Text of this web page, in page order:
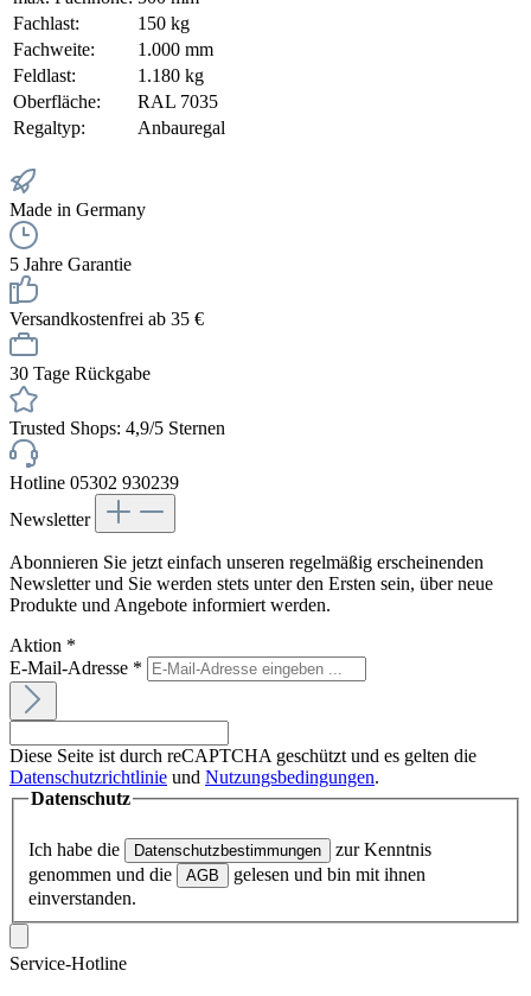
Fachlast:
150 kg
Fachweite:
1.000 mm
Feldlast:
1.180 kg
Oberfläche:
RAL 7035
Regaltyp:
Anbauregal
Made in Germany
5 Jahre Garantie
Versandkostenfrei ab 35 €
30 Tage Rückgabe
Trusted Shops: 4,9/5 Sternen
Hotline 05302 930239
Newsletter
Abonnieren Sie jetzt einfach unseren regelmäßig erscheinenden
Newsletter und Sie werden stets unter den Ersten sein, über neue
Produkte und Angebote informiert werden.
Aktion *
E-Mail-Adresse *
Diese Seite ist durch reCAPTCHA geschützt und es gelten die
Datenschutzrichtlinie und Nutzungsbedingungen.
Datenschutz
Ich habe die Datenschutzbestimmungen
zur Kenntnis
genommen und die
AGB
gelesen und bin mit ihnen
einverstanden.
Service-Hotline